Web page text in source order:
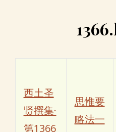
西土圣
贤撰集·
第1366
思惟要
略法一